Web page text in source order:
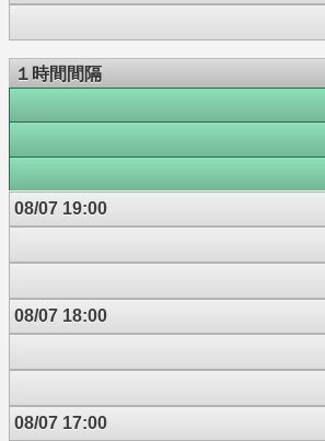
１時間間隔
08/07 19:00
08/07 18:00
08/07 17:00